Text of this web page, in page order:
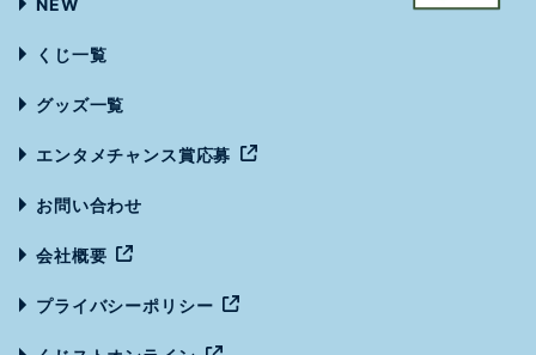
NEW
くじ一覧
グッズ一覧
エンタメチャンス賞応募
お問い合わせ
会社概要
プライバシーポリシー